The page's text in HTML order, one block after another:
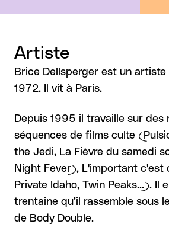
Artiste
Brice Dellsperger est un
1972. Il vit à Paris.
Depuis 1995 il travaille sur des
séquences de films culte
the Jedi, La Fièvre du samedi
Night Fever), L'important c'est
Private Idaho, Twin Peaks…). Il
trentaine qu’il rassemble sous
de Body Double.